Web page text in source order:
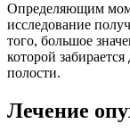
Определяющим
исследование
того, большое
которой
полости.
Лечение